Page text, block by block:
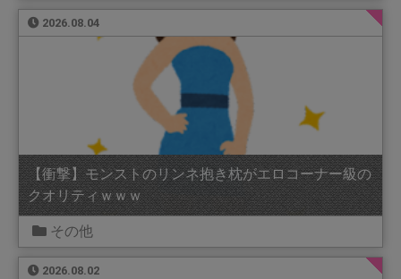
2026.08.04
【衝撃】モンストのリンネ抱き枕がエロコーナー級の
クオリティｗｗｗ
その他
2026.08.02